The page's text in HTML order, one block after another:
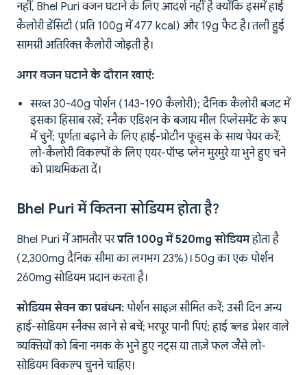
नहीं, Bhel Puri वजन घटाने के लिए आदर्श नहीं है क्योंकि इसमें हाई
कैलोरी डेंसिटी (प्रति 100g में 477 kcal) और 19g फैट है। तली हुई
सामग्री अतिरिक्त कैलोरी जोड़ती है।
अगर वजन घटाने के दौरान खाएं:
सख्त 30-40g पोर्शन (143-190 कैलोरी); दैनिक कैलोरी बजट में
इसका हिसाब रखें; स्नैक एडिशन के बजाय मील रिप्लेसमेंट के रूप
में चुनें; पूर्णता बढ़ाने के लिए हाई-प्रोटीन फूड्स के साथ पेयर करें;
लो-कैलोरी विकल्पों के लिए एयर-पॉप्ड प्लेन मुरमुरे या भुने हुए चने
को प्राथमिकता दें।
Bhel Puri में कितना सोडियम होता है?
Bhel Puri में आमतौर परप्रति 100g में 520mg सोडियमहोता है
(2,300mg दैनिक सीमा का लगभग 23%)। 50g का एक पोर्शन
260mg सोडियम प्रदान करता है।
सोडियम सेवन का प्रबंधन: पोर्शन साइज़ सीमित करें; उसी दिन अन्य
हाई-सोडियम स्नैक्स खाने से बचें; भरपूर पानी पिएं; हाई ब्लड प्रेशर वाले
व्यक्तियों को बिना नमक के भुने हुए नट्स या ताज़े फल जैसे लो-
सोडियम विकल्प चुनने चाहिए।